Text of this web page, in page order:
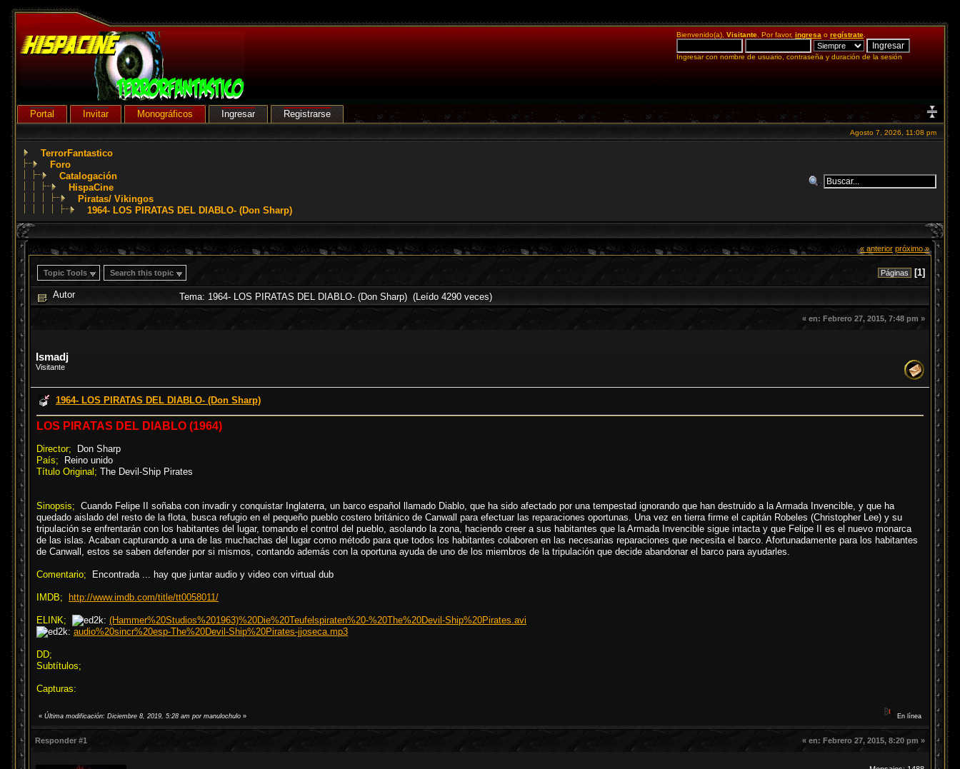
Bienvenido(a), Visitante . Por favor, ingresa o regístrate
Ingresar con nombre de usuario, contraseña y duración de la sesión
Portal Invitar Monográficos Ingresar Registrarse
Agosto 7, 2026, 11:08 pm
TerrorFantastico
Foro
Catalogación
HispaCine
Piratas/ Vikingos
1964- LOS PIRATAS DEL DIABLO- (Don Sharp)
« anterior próximo »
Topic Tools Search this topic Páginas [1]
Autor Tema: 1964- LOS PIRATAS DEL DIABLO- (Don Sharp) (Leído 4290 veces)
« en: Febrero 27, 2015, 7:48 pm »
Ismadj
Visitante
1964- LOS PIRATAS DEL DIABLO- (Don Sharp)
LOS PIRATAS DEL DIABLO (1964)
Director; Don Sharp
País; Reino unido
Título Original; The Devil-Ship Pirates
Sinopsis; Cuando Felipe II soñaba con invadir y conquistar Inglaterra, un barco español llamado Diablo, que ha sido afectado por una tempestad ignorando que han destruido a la Armada Invencible, y que ha
quedado aislado del resto de la flota, busca refugio en el pequeño pueblo costero británico de Canwall para efectuar las reparaciones oportunas. Una vez en tierra firme el capitán Robeles (Christopher Lee) y su
tripulación se enfrentarán con los habitantes del lugar, tomando el control del pueblo, asolando la zona, haciendo creer a sus habitantes que la Armada Invencible sigue intacta y que Felipe II es el nuevo monarca
de las islas. Acaban capturando a una de las muchachas del lugar como método para que todos los habitantes colaboren en las necesarias reparaciones que necesita el barco. Afortunadamente para los habitantes
de Canwall, estos se saben defender por si mismos, contando además con la oportuna ayuda de uno de los miembros de la tripulación que decide abandonar el barco para ayudarles.
Comentario; Encontrada ... hay que juntar audio y video con virtual dub
IMDB; http://www.imdb.com/title/tt0058011/
ELINK;
(Hammer%20Studios%201963)%20Die%20Teufelspiraten%20-%20The%20Devil-Ship%20Pirates.avi
audio%20sincr%20esp-The%20Devil-Ship%20Pirates-jjoseca.mp3
DD;
Subtítulos;
Capturas:
« Última modificación: Diciembre 8, 2019, 5:28 am por manulochulo » En línea
Responder #1 « en: Febrero 27, 2015, 8:20 pm »